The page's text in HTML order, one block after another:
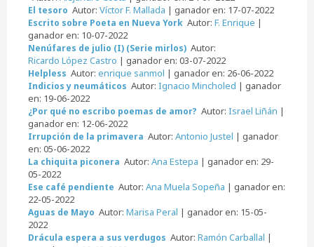
El tesoro Autor: Víctor F. Mallada | ganador en: 17-07-2022
Escrito sobre Poeta en Nueva York Autor: F. Enrique |
ganador en: 10-07-2022
Nenúfares de julio (I) (Serie mirlos) Autor:
Ricardo López Castro | ganador en: 03-07-2022
Helpless Autor: enrique sanmol | ganador en: 26-06-2022
Indicios y neumáticos Autor: Ignacio Mincholed | ganador
en: 19-06-2022
¿Por qué no escribo poemas de amor? Autor: Israel Liñán |
ganador en: 12-06-2022
Irrupción de la primavera Autor: Antonio Justel | ganador
en: 05-06-2022
La chiquita piconera Autor: Ana Estepa | ganador en: 29-
05-2022
Ese café pendiente Autor: Ana Muela Sopeña | ganador en:
22-05-2022
Aguas de Mayo Autor: Marisa Peral | ganador en: 15-05-
2022
Drácula espera a sus verdugos Autor: Ramón Carballal |